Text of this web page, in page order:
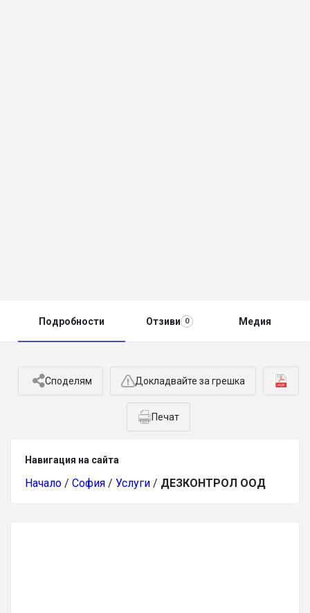
Подробности Отзиви 0 Медия
Споделям Докладвайте за грешка
Печат
Навигация на сайта
Начало / София / Услуги / ДЕЗКОНТРОЛ ООД